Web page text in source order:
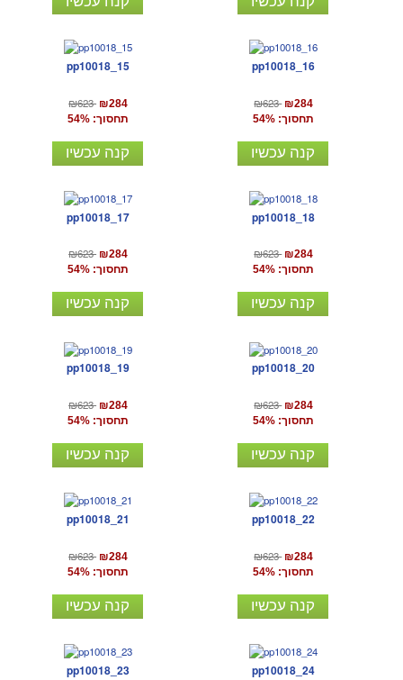
pp10018_15
₪623 ₪284
תחסוך: 54%
קנה עכשיו
pp10018_16
₪623 ₪284
תחסוך: 54%
קנה עכשיו
pp10018_17
₪623 ₪284
תחסוך: 54%
קנה עכשיו
pp10018_18
₪623 ₪284
תחסוך: 54%
קנה עכשיו
pp10018_19
₪623 ₪284
תחסוך: 54%
קנה עכשיו
pp10018_20
₪623 ₪284
תחסוך: 54%
קנה עכשיו
pp10018_21
₪623 ₪284
תחסוך: 54%
קנה עכשיו
pp10018_22
₪623 ₪284
תחסוך: 54%
קנה עכשיו
pp10018_23 pp10018_24